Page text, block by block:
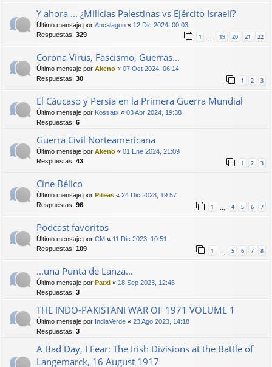
Y ahora ... ¿Milicias Palestinas vs Ejército Israelí?
Último mensaje por Ancalagon « 12 Dic 2024, 00:03
Respuestas: 329 1 … 19 20 21 22
Corona Virus, Fascismo, Guerras...
Último mensaje por Akeno « 07 Oct 2024, 06:14
Respuestas: 30 1 2 3
El Cáucaso y Persia en la Primera Guerra Mundial
Último mensaje por Kossatx « 03 Abr 2024, 19:38
Respuestas: 6
Guerra Civil Norteamericana
Último mensaje por Akeno « 01 Ene 2024, 21:09
Respuestas: 43 1 2 3
Cine Bélico
Último mensaje por Piteas « 24 Dic 2023, 19:57
Respuestas: 96 1 … 4 5 6 7
Podcast favoritos
Último mensaje por CM « 11 Dic 2023, 10:51
Respuestas: 109 1 … 5 6 7 8
...una Punta de Lanza...
Último mensaje por Patxi « 18 Sep 2023, 12:46
Respuestas: 3
THE INDO-PAKISTANI WAR OF 1971 VOLUME 1
Último mensaje por IndiaVerde « 23 Ago 2023, 14:18
Respuestas: 3
A Bad Day, I Fear: The Irish Divisions at the Battle of
Langemarck, 16 August 1917